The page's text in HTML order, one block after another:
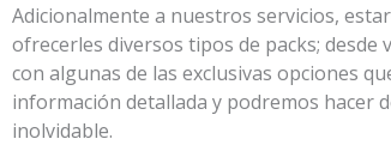
Adicionalmente a nuestros servicios,
ofrecerles diversos tipos de packs; desde
con algunas de las exclusivas opciones
información detallada y podremos hacer
inolvidable.